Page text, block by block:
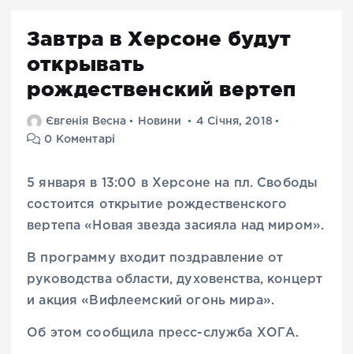
Завтра в Херсоне будут
открывать
рождественский вертеп
Євгенія Весна Новини
4 Січня, 2018
0 Коментарі
5 января в 13:00 в Херсоне на пл. Свободы
состоится открытие рождественского
вертепа «Новая звезда засияла над миром».
В программу входит поздравление от
руководства области, духовенства, концерт
и акция «Вифлеемский огонь мира».
Об этом сообщила пресс-служба ХОГА.